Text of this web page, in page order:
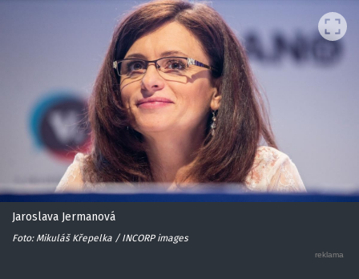
Jaroslava Jermanová
Foto: Mikuláš Křepelka / INCORP images